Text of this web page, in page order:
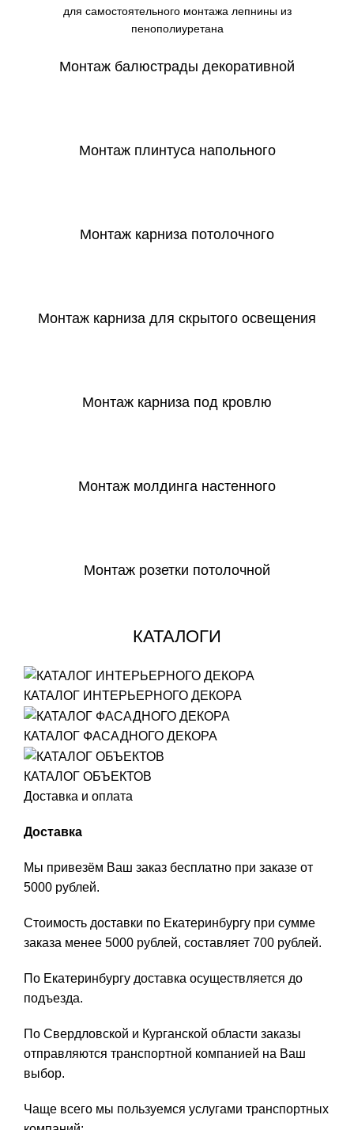
для самостоятельного монтажа лепнины из
пенополиуретана
Монтаж балюстрады декоративной
Монтаж плинтуса напольного
Монтаж карниза потолочного
Монтаж карниза для скрытого освещения
Монтаж карниза под кровлю
Монтаж молдинга настенного
Монтаж розетки потолочной
КАТАЛОГИ
КАТАЛОГ ИНТЕРЬЕРНОГО ДЕКОРА
КАТАЛОГ ФАСАДНОГО ДЕКОРА
КАТАЛОГ ОБЪЕКТОВ
Доставка и оплата
Доставка
Мы привезём Ваш заказ бесплатно при заказе от
5000 рублей.
Стоимость доставки по Екатеринбургу при сумме
заказа менее 5000 рублей, составляет 700 рублей.
По Екатеринбургу доставка осуществляется до
подъезда.
По Свердловской и Курганской области заказы
отправляются транспортной компанией на Ваш
выбор.
Чаще всего мы пользуемся услугами транспортных